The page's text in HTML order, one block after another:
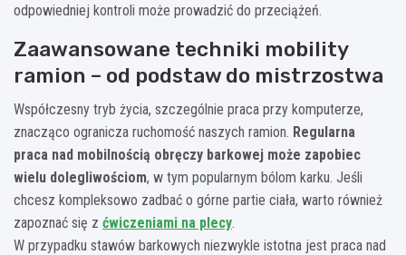
odpowiedniej kontroli może prowadzić do przeciążeń.
Zaawansowane techniki mobility
ramion – od podstaw do mistrzostwa
Współczesny tryb życia, szczególnie praca przy komputerze,
znacząco ogranicza ruchomość naszych ramion. Regularna
praca nad mobilnością obręczy barkowej może zapobiec
wielu dolegliwościom, w tym popularnym bólom karku. Jeśli
chcesz kompleksowo zadbać o górne partie ciała, warto również
zapoznać się z ćwiczeniami na plecy.
W przypadku stawów barkowych niezwykle istotna jest praca nad